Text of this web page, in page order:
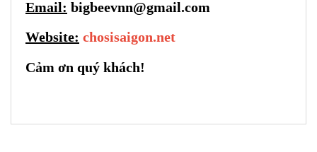
Email: bigbeevnn@gmail.com
Website: chosisaigon.net
Cảm ơn quý khách!